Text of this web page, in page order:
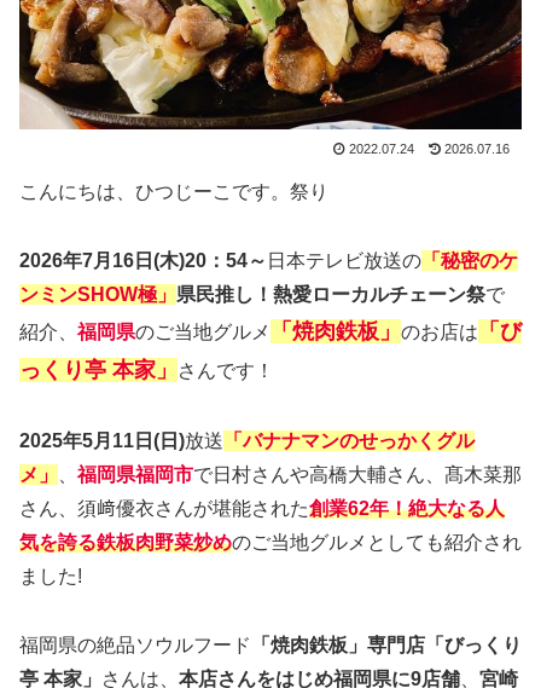
2022.07.24 2026.07.16
こんにちは、ひつじーこです。祭り
2026年7月16日(木)20：54～ 日本テレビ放送の 「秘密のケ
ンミンSHOW極」 県民推し！熱愛ローカルチェーン祭で
紹介、福岡県のご当地グルメ 「焼肉鉄板」 のお店は
「び
っくり亭 本家」
さんです！
2025年5月11日(日)放送 「バナナマンのせっかくグル
メ」
、福岡県福岡市で日村さんや高橋大輔さん、髙木菜那
さん、須﨑優衣さんが堪能された創業62年！絶大なる人
気を誇る鉄板肉野菜炒めのご当地グルメとしても紹介され
ました!
福岡県の絶品ソウルフード
「焼肉鉄板」専門店「びっくり
亭 本家」
さんは、 本店さんをはじめ福岡県に9店舗
宮崎